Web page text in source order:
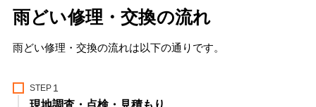
雨どい修理・交換の流れ
雨どい修理・交換の流れは以下の通りです。
STEP
現地調査・点検・見積もり